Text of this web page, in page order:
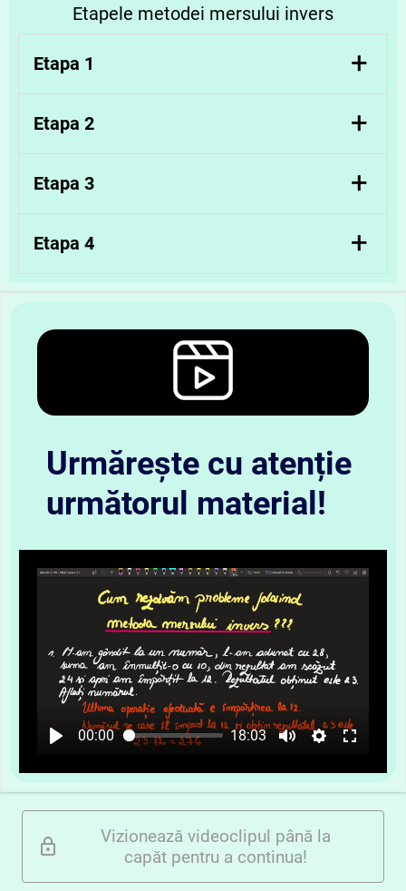
Etapele metodei mersului invers
Etapa 1 +
Identificarea rezultatului final
(cunoscut în
enunț);
Etapa 2 +
Determinarea operațiilor aplicate în ordine
directă
Etapa 3 +
Aplicarea acestor operații în ordine
inversă
, folosind operațiile opuse, pornind de
Etapa 4 +
Obținerea valorii inițiale necunoscute.
Urmărește cu atenție
următorul material!
00:00 18:03
Vizionează videoclipul până la
capăt pentru a continua!